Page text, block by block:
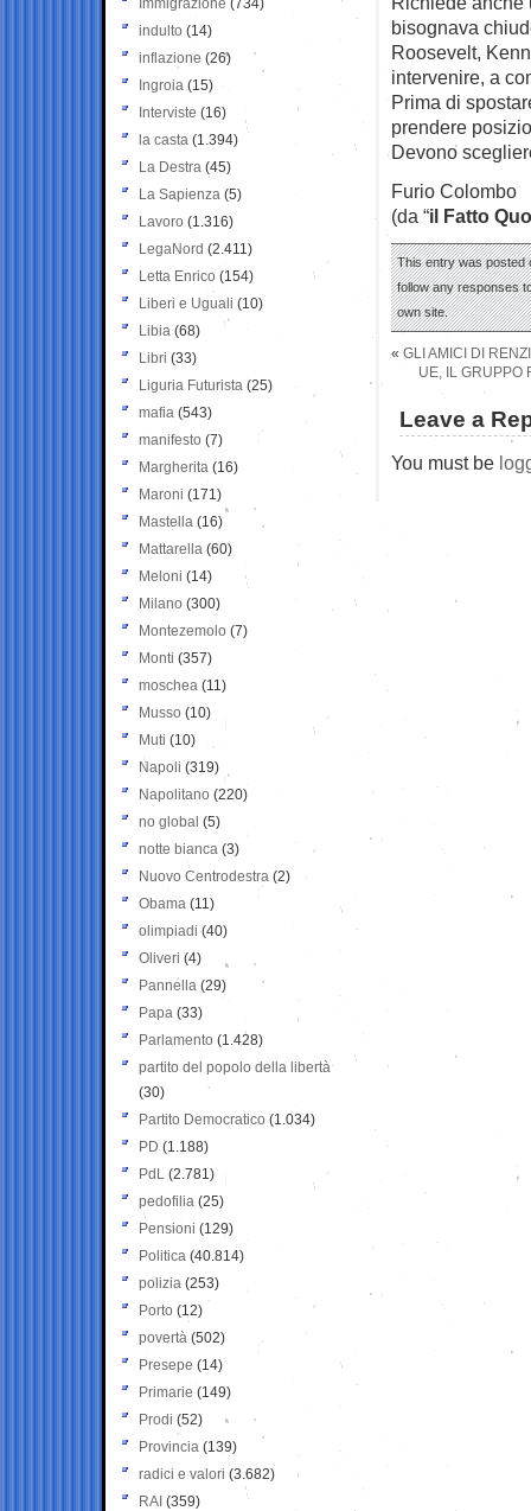
bisognava
Roosevelt,
intervenire, a
Prima di
prendere
Devono
Furio Colombo
(da “il Fatto
This entry was posted
follow any responses
own site.
« GLI AMICI DI
UE, IL GRUPPO
Leave a
You must be
Immigrazione (734)
indulto (14)
inflazione (26)
Ingroia (15)
Interviste (16)
la casta (1.394)
La Destra (45)
La Sapienza (5)
Lavoro (1.316)
LegaNord (2.411)
Letta Enrico (154)
Liberi e Uguali (10)
Libia (68)
Libri (33)
Liguria Futurista (25)
mafia (543)
manifesto (7)
Margherita (16)
Maroni (171)
Mastella (16)
Mattarella (60)
Meloni (14)
Milano (300)
Montezemolo (7)
Monti (357)
moschea (11)
Musso (10)
Muti (10)
Napoli (319)
Napolitano (220)
no global (5)
notte bianca (3)
Nuovo Centrodestra (2)
Obama (11)
olimpiadi (40)
Oliveri (4)
Pannella (29)
Papa (33)
Parlamento (1.428)
partito del popolo della libertà
(30)
Partito Democratico (1.034)
PD (1.188)
PdL (2.781)
pedofilia (25)
Pensioni (129)
Politica (40.814)
polizia (253)
Porto (12)
povertà (502)
Presepe (14)
Primarie (149)
Prodi (52)
Provincia (139)
radici e valori (3.682)
RAI (359)